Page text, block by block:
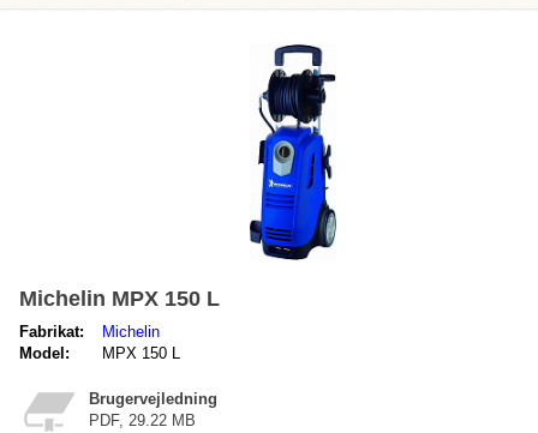
Michelin MPX 150 L
Fabrikat:
Michelin
Model:
MPX 150 L
Brugervejledning
PDF, 29.22 MB